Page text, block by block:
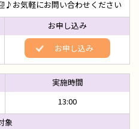
♪お気軽にお問い合わせください
お申し込み
13:00